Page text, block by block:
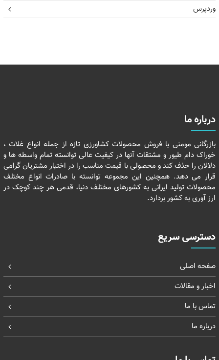
وردپرس
درباره ما
بازرگانی مومنی با فروش محصولات کشاورزی تازه از جمله انواع غلات ،
خوراک دام طیور و مشتقات آنها در کیفیت عالی توانسته تمام واسطه ها و
دلالان را حذف کند و محصولی با قیمت مناسب را در اختیار مشتریان گرامی
قرار می دهد. همچنین این مجموعه توانسته با صادرات انواع مختلف
محصولات تولید ایرانی به کشورهای مختلف دنیا، قدمی هر چند کوچک در
ارز آوری به کشور بردارد.
دسترسی سریع
صفحه اصلی
اخبار و مقالات
تماس با ما
درباره ما